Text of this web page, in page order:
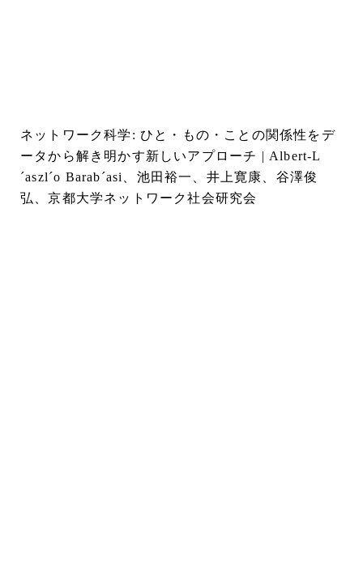
ネットワーク科学: ひと・もの・ことの関係性をデ
ータから解き明かす新しいアプローチ | Albert‐L
´aszl´o Barab´asi、池田裕一、井上寛康、谷澤俊
弘、京都大学ネットワーク社会研究会